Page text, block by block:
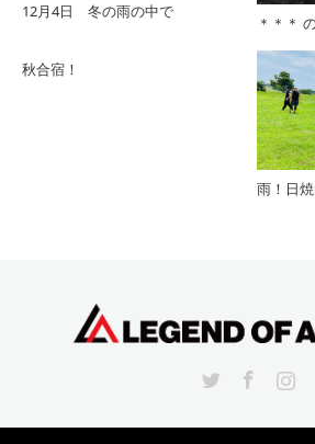
12月4日 冬の雨の中で
＊＊＊
秋合宿！
雨！日